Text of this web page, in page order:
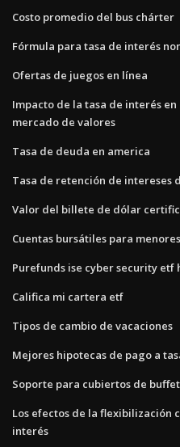
Costo promedio del bus chárter
Fórmula para tasa de interés
Ofertas de juegos en línea
Impacto de la tasa de interés
mercado de valores
Tasa de deuda en america
Tasa de retención de intereses
Valor del billete de dólar
Cuentas bursátiles para
Purefunds ise cyber security etf
Califica mi cartera etf
Tipos de cambio de vacaciones
Mejores hipotecas de pago a
Soporte para cubiertos de buffet
Los efectos de la flexibilización
interés